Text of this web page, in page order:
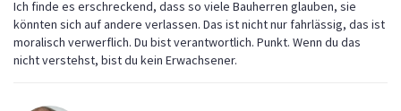
Ich finde es erschreckend, dass so viele Bauherren glauben, sie
könnten sich auf andere verlassen. Das ist nicht nur fahrlässig, das ist
moralisch verwerflich. Du bist verantwortlich. Punkt. Wenn du das
nicht verstehst, bist du kein Erwachsener.